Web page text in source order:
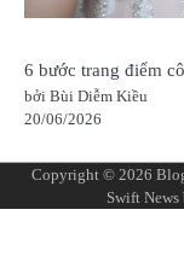
6 bước trang điểm
bởi Bùi Diễm Kiều
20/06/2026
Copyright © 2026
Swift News